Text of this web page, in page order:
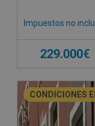
Impuestos no
229.000€
CONDICIONES